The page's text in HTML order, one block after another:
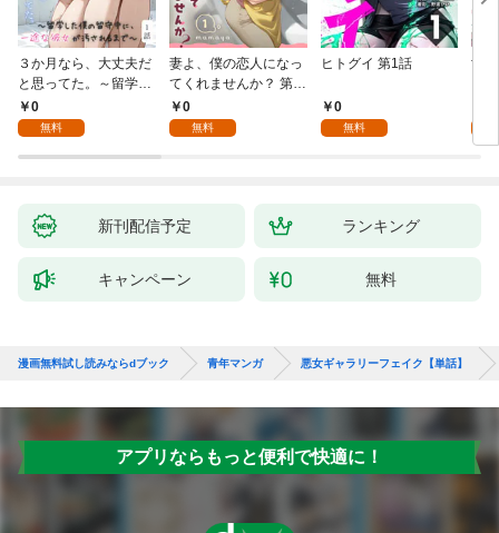
３か月なら、大丈夫だ
と思ってた。～留学し
た僕の留守中に、一途
な彼女が汚されるまで
0
無料
妻よ、僕の恋人になっ
てくれませんか？ 第1
話0
無料
ヒトグイ 第1話
0
無料
世
新刊配信予定 ランキング
キャンペーン 無料
漫画無料試し読みならdブック 青年マンガ 悪女ギャラリーフェイク【単話】
アプリならもっと便利で快適に！